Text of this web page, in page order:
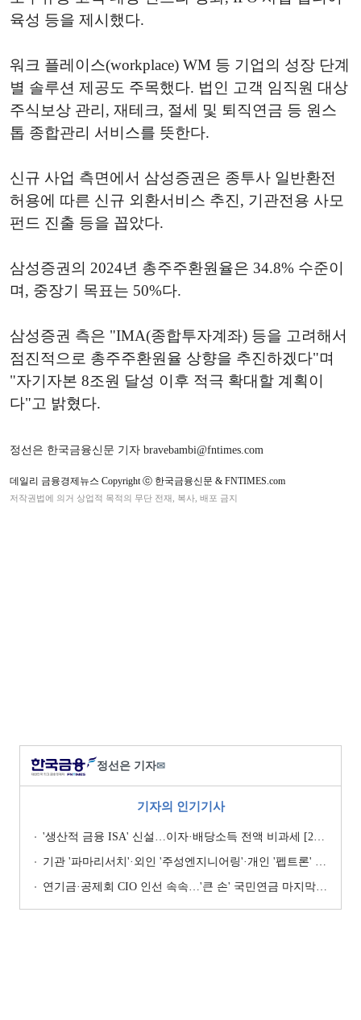
육성 등을 제시했다.
워크 플레이스(workplace) WM 등 기업의 성장 단계
별 솔루션 제공도 주목했다. 법인 고객 임직원 대상
주식보상 관리, 재테크, 절세 및 퇴직연금 등 원스
톱 종합관리 서비스를 뜻한다.
신규 사업 측면에서 삼성증권은 종투사 일반환전
허용에 따른 신규 외환서비스 추진, 기관전용 사모
펀드 진출 등을 꼽았다.
삼성증권의 2024년 총주주환원율은 34.8% 수준이
며, 중장기 목표는 50%다.
삼성증권 측은 "IMA(종합투자계좌) 등을 고려해서
점진적으로 총주주환원율 상향을 추진하겠다"며
"자기자본 8조원 달성 이후 적극 확대할 계획이
다"고 밝혔다.
정선은 한국금융신문 기자 bravebambi@fntimes.com
데일리 금융경제뉴스 Copyright ⓒ 한국금융신문 & FNTIMES.com
저작권법에 의거 상업적 목적의 무단 전재, 복사, 배포 금지
정선은 기자✉
기자의 인기기사
'생산적 금융 ISA' 신설…이자·배당소득 전액 비과세 [2026 세제개편안]
기관 '파마리서치'·외인 '주성엔지니어링'·개인 '펩트론' 1위 [주간 코스닥 순매수- 2026년 7월27일~7월31일]
연기금·공제회 CIO 인선 속속…'큰 손' 국민연금 마지막 타자